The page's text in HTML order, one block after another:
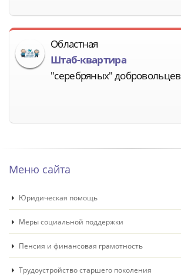
Областная
Штаб-квартира
"серебряных" добровольцев
Меню сайта
Юридическая помощь
Меры социальной поддержки
Пенсия и финансовая грамотность
Трудоустройство старшего поколения